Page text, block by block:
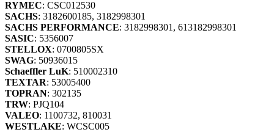
RYMEC: CSC012530
SACHS: 3182600185, 3182998301
SACHS PERFORMANCE: 3182998301, 613182998301
SASIC: 5356007
STELLOX: 0700805SX
SWAG: 50936015
Schaeffler LuK: 510002310
TEXTAR: 53005400
TOPRAN: 302135
TRW: PJQ104
VALEO: 1100732, 810031
WESTLAKE: WCSC005